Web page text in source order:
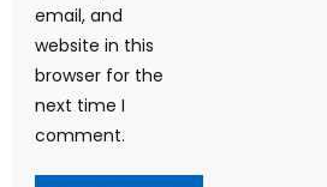
email, and
website in this
browser for the
next time I
comment.